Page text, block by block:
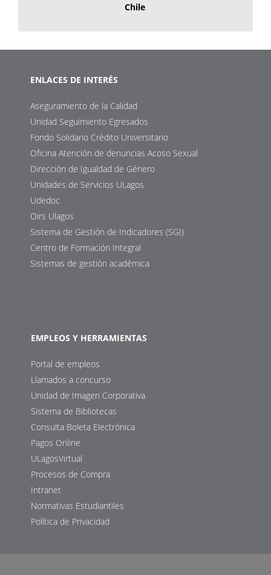
Chile
ENLACES DE INTERÉS
Aseguramiento de la Calidad
Unidad Seguimiento Egresados
Fondo Solidario Crédito Universitario
Oficina Atención de denuncias Acoso Sexual
Dirección de Igualdad de Género
Unidades de Servicios ULagos
Udedoc
Oirs Ulagos
Sistema de Gestión de Indicadores (SGI)
Centro de Formación Integral
Sistemas de gestión académica
EMPLEOS Y HERRAMIENTAS
Portal de empleos
Llamados a concurso
Unidad de Imagen Corporativa
Sistema de Bibliotecas
Consulta Boleta Electrónica
Pagos Online
ULagosVirtual
Procesos de Compra
Intranet
Normativas Estudiantiles
Política de Privacidad